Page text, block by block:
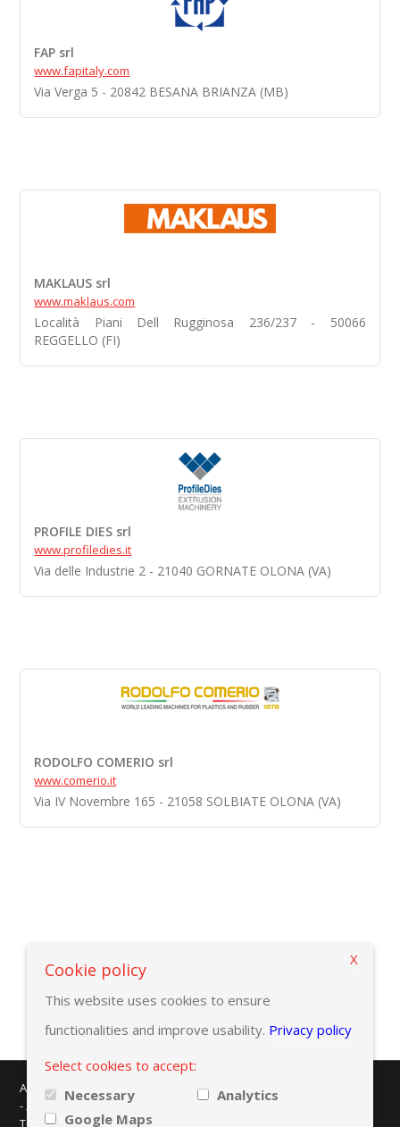
FAP srl
www.fapitaly.com
Via Verga 5 - 20842 BESANA BRIANZA (MB)
MAKLAUS srl
www.maklaus.com
Località Piani Dell Rugginosa 236/237 - 50066
REGGELLO (FI)
PROFILE DIES srl
www.profiledies.it
Via delle Industrie 2 - 21040 GORNATE OLONA (VA)
RODOLFO COMERIO srl
www.comerio.it
Via IV Novembre 165 - 21058 SOLBIATE OLONA (VA)
Retour aux critères de recherche
AMAPLAST - Centro Direzionale Milanofiori - Strada 1 - Palazzo F/3
- 20057 Assago (MI)
Tel. +39 02 8228371 - e-mail:
Cookie policy
This website uses cookies to ensure
functionalities and improve usability. Privacy policy
Select cookies to accept:
Necessary
Analytics
Google Maps
X